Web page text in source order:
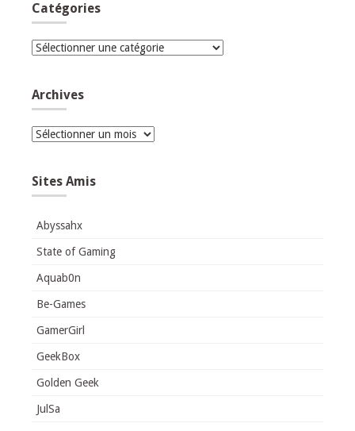
Catégories
Catégories
Archives
Archives
Sites Amis
Abyssahx
State of Gaming
Aquab0n
Be-Games
GamerGirl
GeekBox
Golden Geek
JulSa